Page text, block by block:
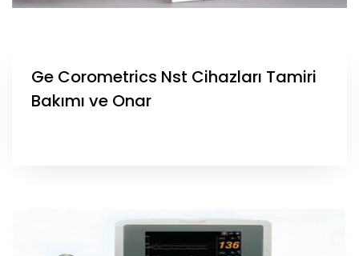
Ge Corometrics Nst Cihazları Tamiri
Bakımı ve Onar